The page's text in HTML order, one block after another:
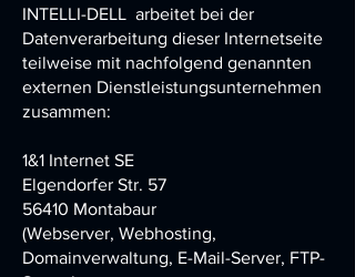
INTELLI-DELL arbeitet bei der
Datenverarbeitung dieser Internetseite
teilweise mit nachfolgend genannten
externen Dienstleistungsunternehmen
zusammen:
1&1 Internet SE
Elgendorfer Str. 57
56410 Montabaur
(Webserver, Webhosting,
Domainverwaltung, E-Mail-Server, FTP-